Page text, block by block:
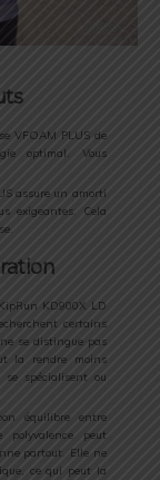
VFOAM PLUS de
optimal. Vous
assure un amorti
exigeantes. Cela
KD900X LD
certains
se distingue pas
la rendre moins
se spécialisent ou
équilibre entre
peut
partout. Elle ne
ce qui peut la